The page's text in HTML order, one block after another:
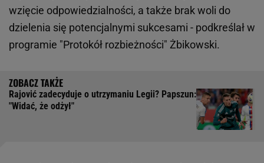
wzięcie odpowiedzialności, a także brak woli do
dzielenia się potencjalnymi sukcesami - podkreślał w
programie "Protokół rozbieżności" Żbikowski.
Rajović zadecyduje o utrzymaniu Legii? Papszun:
"Widać, że odżył"